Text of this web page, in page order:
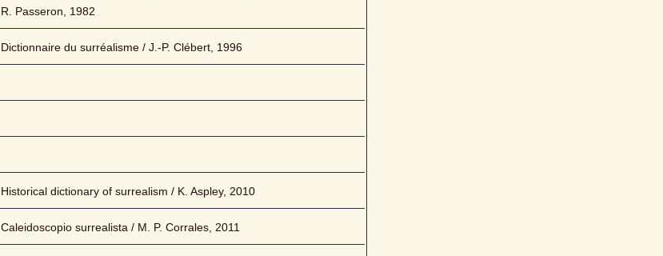
R. Passeron, 1982
Dictionnaire du surréalisme / J.-P. Clébert, 1996
Historical dictionary of surrealism / K. Aspley, 2010
Caleidoscopio surrealista / M. P. Corrales, 2011